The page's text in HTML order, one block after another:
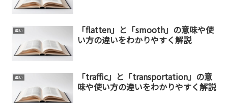
違い
「flatten」と「smooth」の意味や使
い方の違いをわかりやすく解説
違い
「traffic」と「transportation」の意
味や使い方の違いをわかりやすく解説